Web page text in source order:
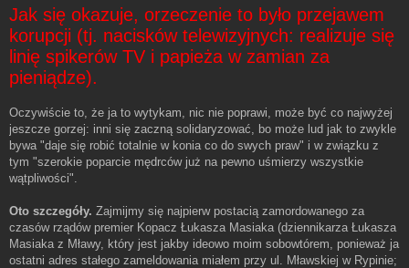
Jak się okazuje, orzeczenie to było przejawem
korupcji (tj. nacisków telewizyjnych: realizuje się
linię spikerów TV i papieża w zamian za
pieniądze).
Oczywiście to, że ja to wytykam, nic nie poprawi, może być co najwyżej
jeszcze gorzej: inni się zaczną solidaryzować, bo może lud jak to zwykle
bywa "daje się robić totalnie w konia co do swych praw" i w związku z
tym "szerokie poparcie mędrców już na pewno uśmierzy wszystkie
wątpliwości".
Oto szczegóły. Zajmijmy się najpierw postacią zamordowanego za
czasów rządów premier Kopacz Łukasza Masiaka (dziennikarza Łukasza
Masiaka z Mławy, który jest jakby ideowo moim sobowtórem, ponieważ ja
ostatni adres stałego zameldowania miałem przy ul. Mławskiej w Rypinie;